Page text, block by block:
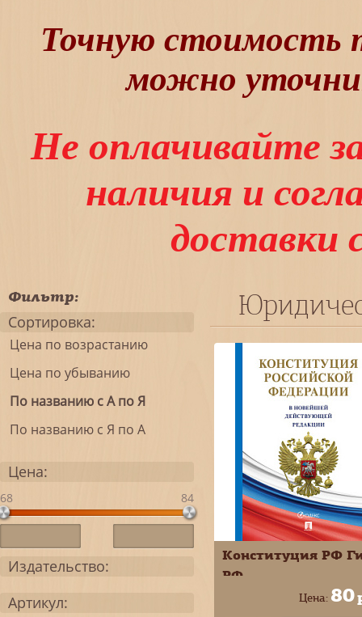
Точную стоимость
можно
Не оплачивайте
наличия и
доставки
Фильтр:
Сортировка:
Цена по возрастанию
Цена по убыванию
По названию с А по Я
По названию с Я по А
Цена:
68 84
Издательство:
Артикул:
Конституция РФ
РФ
Цена: 80